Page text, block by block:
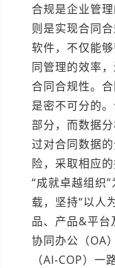
合规是企业管
则是实现合同
软件，不仅能
同管理的效率
合同合规性。
是密不可分的
部分，而数据
过对合同数据
险，采取相应
“成就卓越组织
载，坚持“以人
品、产品&平
协同办公（OA
（AI-COP）一